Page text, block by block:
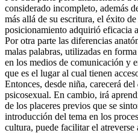
considerado incompleto, además
más allá de su escritura, el éxito
posicionamiento adquirió eficacia
Por otra parte las diferencias
malas palabras, utilizadas en
en los medios de comunicación y
que es el lugar al cual tienen
Entonces, desde niña, carecerá del
psicosexual. En cambio, irá
de los placeres previos que se
introducción del tema en los
cultura, puede facilitar el